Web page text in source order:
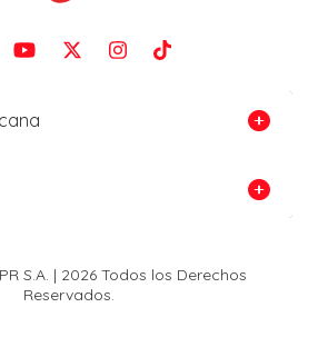
S.A. | 2026 Todos los Derechos
Reservados.